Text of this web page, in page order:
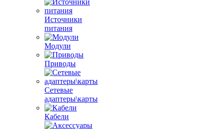
Источники
питания
Модули
Приводы
Сетевые
адаптеры\карты
Кабели